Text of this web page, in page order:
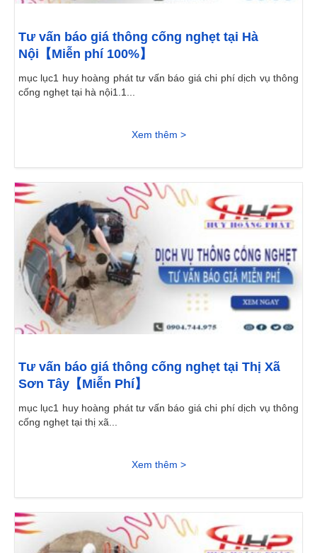
Tư vấn báo giá thông cống nghẹt tại Hà
Nội【Miễn phí 100%】
mục lục1 huy hoàng phát tư vấn báo giá chi phí dịch vụ thông
cống nghẹt tại hà nội1.1...
Xem thêm >
Tư vấn báo giá thông cống nghẹt tại Thị Xã
Sơn Tây【Miễn Phí】
mục lục1 huy hoàng phát tư vấn báo giá chi phí dịch vụ thông
cống nghẹt tại thị xã...
Xem thêm >